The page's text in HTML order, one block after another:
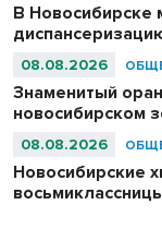
В Новосибирске
08.08.2026
Знаменитый
новосибирском
08.08.2026
Новосибирские